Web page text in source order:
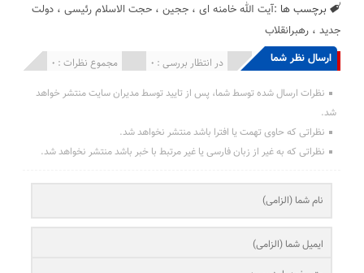
برچسب ها :آیت الله خامنه ای ،ججین ،حجت الاسلام رئیسی ،دولت
جدید ،رهبرانقلاب
ارسال نظر شما مجموع نظرات : 0 در انتظار بررسی : 0 انتشار یافته : 0
نظرات ارسال شده توسط شما، پس از تایید توسط مدیران سایت منتشر خواهد
شد.
نظراتی که حاوی تهمت یا افترا باشد منتشر نخواهد شد.
نظراتی که به غیر از زبان فارسی یا غیر مرتبط با خبر باشد منتشر نخواهد شد.